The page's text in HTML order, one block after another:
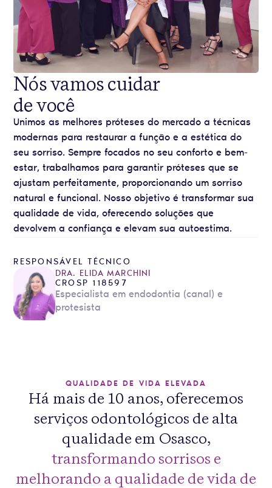
Nós vamos cuidar
de você
Unimos as melhores próteses do mercado a técnicas
modernas para restaurar a função e a estética do
seu sorriso. Sempre focados no seu conforto e bem-
estar, trabalhamos para garantir próteses que se
ajustam perfeitamente, proporcionando um sorriso
natural e funcional. Nosso objetivo é transformar sua
qualidade de vida, oferecendo soluções que
devolvem a confiança e elevam sua autoestima.
RESPONSÁVEL TÉCNICO
DRA. ELIDA MARCHINI
CROSP 118597
Especialista em endodontia (canal) e
protesista
QUALIDADE DE VIDA ELEVADA
Há mais de 10 anos, oferecemos
serviços odontológicos de alta
qualidade em Osasco,
transformando sorrisos e
melhorando a qualidade de vida de